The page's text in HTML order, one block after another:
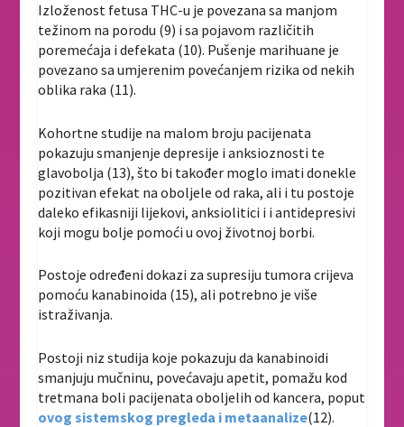
Izloženost fetusa THC-u je povezana sa manjom
težinom na porodu (9) i sa pojavom različitih
poremećaja i defekata (10). Pušenje marihuane je
povezano sa umjerenim povećanjem rizika od nekih
oblika raka (11).
Kohortne studije na malom broju pacijenata
pokazuju smanjenje depresije i anksioznosti te
glavobolja (13), što bi također moglo imati donekle
pozitivan efekat na oboljele od raka, ali i tu postoje
daleko efikasniji lijekovi, anksiolitici i i antidepresivi
koji mogu bolje pomoći u ovoj životnoj borbi.
Postoje određeni dokazi za supresiju tumora crijeva
pomoću kanabinoida (15), ali potrebno je više
istraživanja.
Postoji niz studija koje pokazuju da kanabinoidi
smanjuju mučninu, povećavaju apetit, pomažu kod
tretmana boli pacijenata oboljelih od kancera, poput
ovog sistemskog pregleda i metaanalize(12).